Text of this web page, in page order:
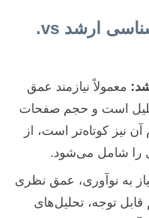
۱. مقطع تحصیلی (کارشناسی ارشد vs.
معمولاً نیازمند عمق
است و حجم صفحات
نیز کوتاه‌تر است، از
را شامل می‌شود.
به نوآوری، عمق نظری
قابل توجه، تحلیل‌های